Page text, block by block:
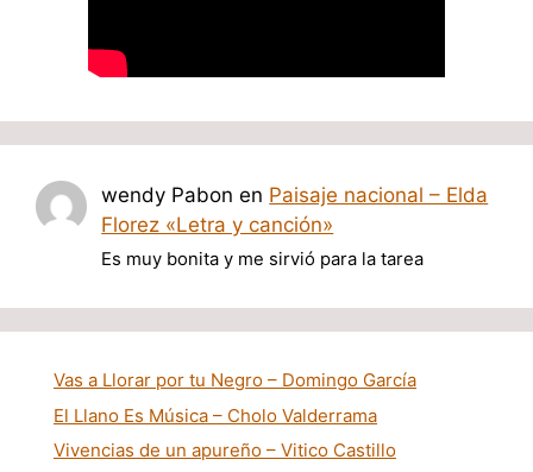
wendy Pabon en Paisaje nacional – Elda
Florez «Letra y canción»
Es muy bonita y me sirvió para la tarea
Vas a Llorar por tu Negro – Domingo García
El Llano Es Música – Cholo Valderrama
Vivencias de un apureño – Vitico Castillo